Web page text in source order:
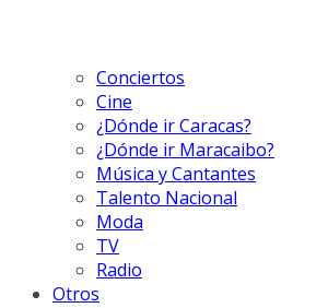
Conciertos
Cine
¿Dónde ir Caracas?
¿Dónde ir Maracaibo?
Música y Cantantes
Talento Nacional
Moda
TV
Radio
Otros